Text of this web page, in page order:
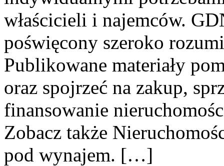
właścicieli i najemców.
poświęcony szeroko
Publikowane materiały
oraz spojrzeć na zakup,
finansowanie
Zobacz także
pod wynajem. […]